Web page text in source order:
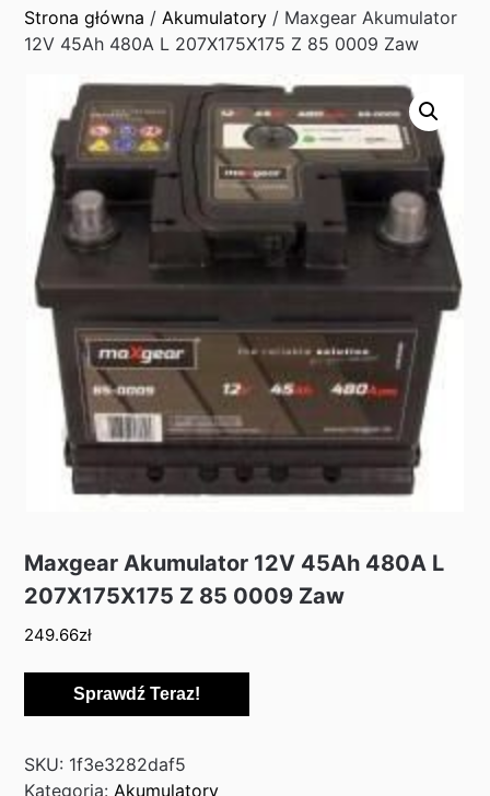
Strona główna /Akumulatory / Maxgear Akumulator
12V 45Ah 480A L 207X175X175 Z 85 0009 Zaw
Maxgear Akumulator 12V 45Ah 480A L
207X175X175 Z 85 0009 Zaw
249.66zł
Sprawdź Teraz!
SKU: 1f3e3282daf5
Kategoria: Akumulatory